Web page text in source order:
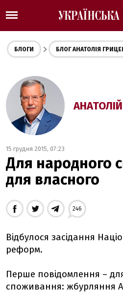
БЛОГИ БЛОГ АНАТОЛІЯ
15 грудня 2015, 07:23
Для народного
для власного
246
Відбулося засідання
реформ.
Перше повідомлення –
споживання: жбурляння